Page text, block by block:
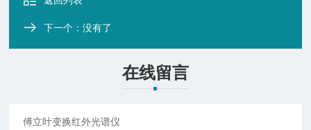
下一个：没有了
在线留言